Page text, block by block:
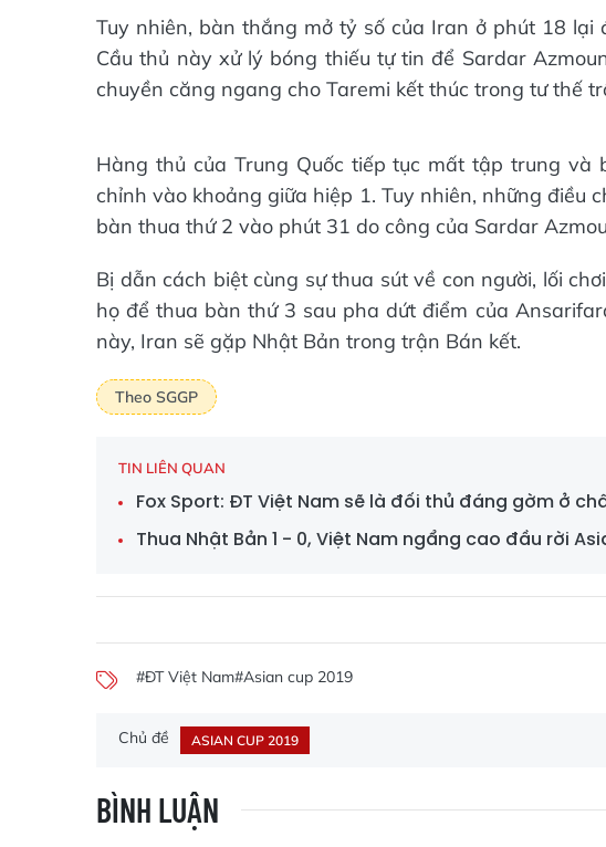
Tuy nhiên, bàn thắng mở tỷ số của Iran ở phút 18 lại
Cầu thủ này xử lý bóng thiếu tự tin để Sardar
chuyền căng ngang cho Taremi kết thúc trong tư thế
Hàng thủ của Trung Quốc tiếp tục mất tập trung và
chỉnh vào khoảng giữa hiệp 1. Tuy nhiên, những điều
bàn thua thứ 2 vào phút 31 do công của Sardar
Bị dẫn cách biệt cùng sự thua sút về con người, lối
họ để thua bàn thứ 3 sau pha dứt điểm của
này, Iran sẽ gặp Nhật Bản trong trận Bán kết.
Theo SGGP
TIN LIÊN QUAN
Fox Sport: ĐT Việt Nam sẽ là đối thủ đáng gờm ở
Thua Nhật Bản 1 - 0, Việt Nam ngẩng cao đầu rời
#ĐT Việt Nam#Asian cup 2019
Chủ đề ASIAN CUP 2019
BÌNH LUẬN